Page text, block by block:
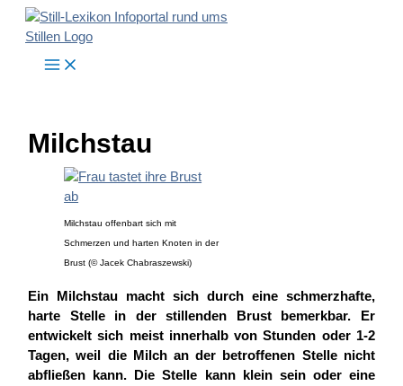
Zum
Inhalt
Milchstau
Milchstau offenbart sich mit
Schmerzen und harten Knoten in der
Brust (© Jacek Chabraszewski)
Ein Milchstau macht sich durch eine schmerzhafte,
harte Stelle in der stillenden Brust bemerkbar. Er
entwickelt sich meist innerhalb von Stunden oder 1-2
Tagen, weil die Milch an der betroffenen Stelle nicht
abfließen kann. Die Stelle kann klein sein oder eine